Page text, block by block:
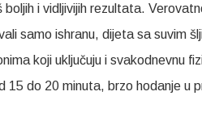
i vidljivijih rezultata.
samo ishranu, dijeta sa suvim
koji uključuju i svakodnevnu
15 do 20 minuta, brzo hodanje u